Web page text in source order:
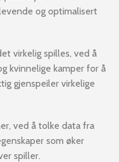
og optimalisert
virkelig spilles, ved å
kvinnelige kamper for å
gjenspeiler virkelige
ved å tolke data fra
som øker
spiller.